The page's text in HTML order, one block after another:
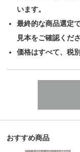
います。
最終的な商品選定
見本をご確認くださ
価格はすべて、税
おすすめ商品